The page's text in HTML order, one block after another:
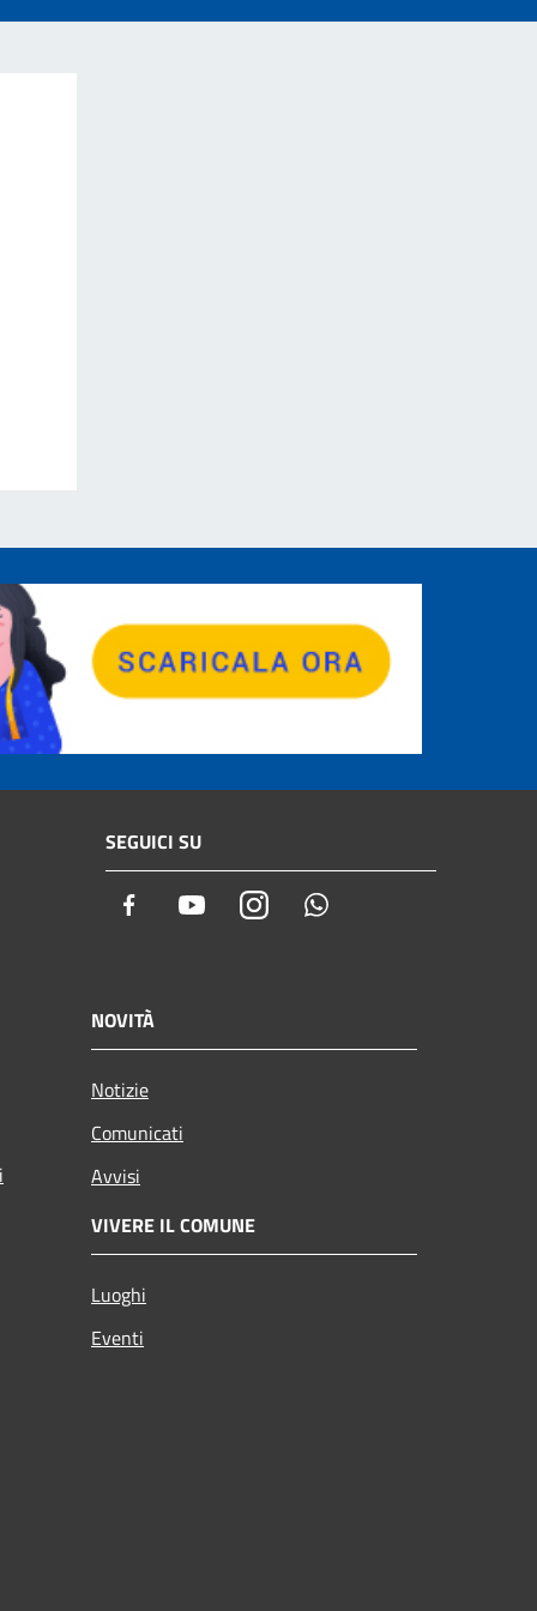
SEGUICI SU
Facebook YoutubeInstagram
NOVITÀ
Notizie
Comunicati
Avvisi
VIVERE IL COMUNE
Luoghi
Eventi